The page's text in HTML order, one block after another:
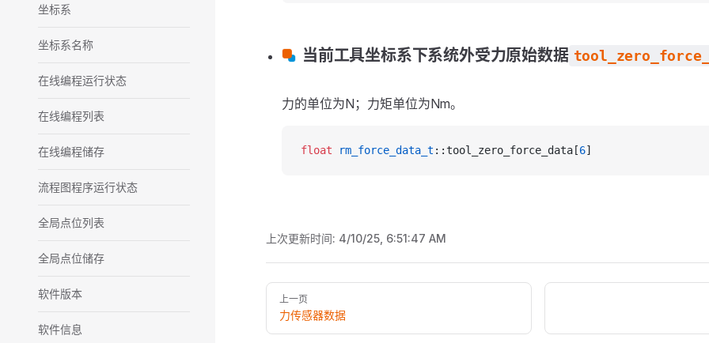
坐标系
坐标系名称
在线编程运行状态
在线编程列表
在线编程储存
流程图程序运行状态
全局点位列表
全局点位储存
软件版本
软件信息
当前工具坐标系下系统外受力原始数据
力的单位为N；力矩单位为Nm。
float rm_force_data_t ::tool_zero_force_data[6]
上次更新时间: 4/10/25, 6:51:47 AM
Pager
上一页
力传感器数据